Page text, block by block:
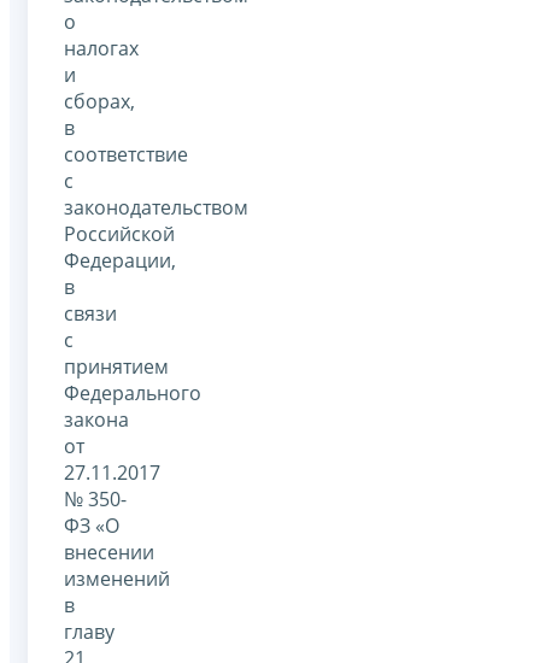
о
налогах
и
сборах,
в
соответствие
с
законодательством
Российской
Федерации,
в
связи
с
принятием
Федерального
закона
от
27.11.2017
№ 350-
ФЗ «О
внесении
изменений
в
главу
21